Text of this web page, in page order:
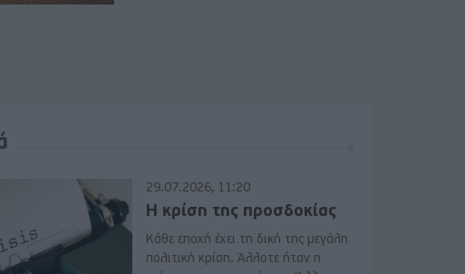
29.07.2026, 11:20
Η κρίση της προσδοκίας
Κάθε εποχή έχει τη δική της μεγάλη
πολιτική κρίση. Άλλοτε ήταν η